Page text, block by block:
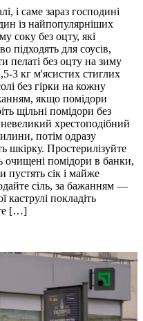
і саме зараз господині
із найпопулярніших
соку без оцту, які
підходять для соусів,
пелаті без оцту на зиму
3 кг м'ясистих стиглих
без гірки на кожну
якщо помідори
щільні помідори без
хрестоподібний
потім одразу
шкірку. Простерилізуйте
очищені помідори в банки,
сік і майже
сіль, за бажанням —
каструлі покладіть
[…]